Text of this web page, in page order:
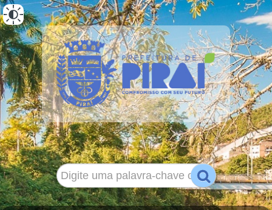
ALTO CONTRASTE MAPA DO SITE